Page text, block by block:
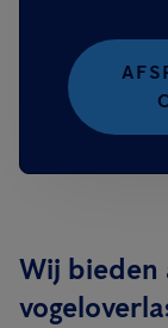
Wij bieden